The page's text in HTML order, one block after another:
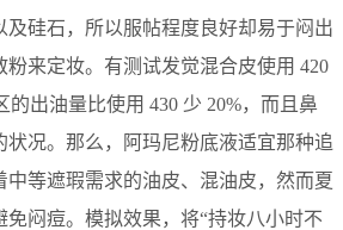
及硅石，所以服帖程度良好却易于闷出
粉来定妆。有测试发觉混合皮使用 420
的出油量比使用 430 少 20%，而且鼻
状况。那么，阿玛尼粉底液适宜那种追
中等遮瑕需求的油皮、混油皮，然而夏
免闷痘。模拟效果，将“持妆八小时不